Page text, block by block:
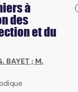
à
des
et du
BAYET ; M.